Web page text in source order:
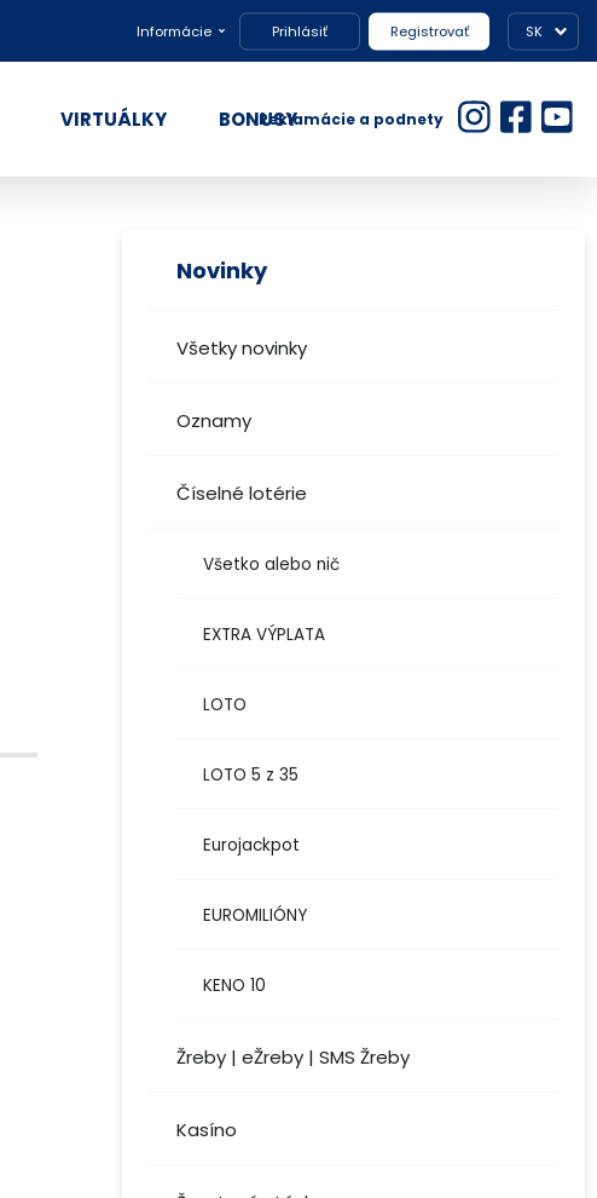
Informácie Prihlásiť Registrovať SK
VIRTUÁLKY BONUSYReklamácie a podnety
Novinky
Všetky novinky
Oznamy
Číselné lotérie
Všetko alebo nič
EXTRA VÝPLATA
LOTO
LOTO 5 z 35
Eurojackpot
EUROMILIÓNY
KENO 10
Žreby | eŽreby | SMS Žreby
Kasíno